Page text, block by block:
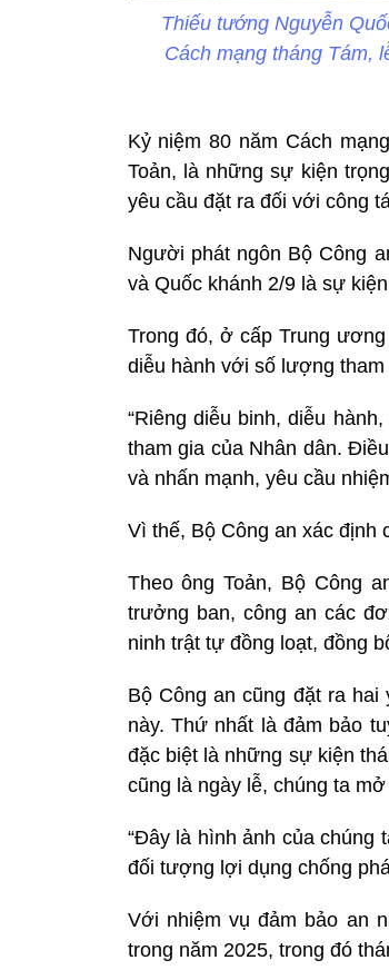
Thiếu tướng Nguyễn
Cách mạng tháng Tám,
Kỷ niệm 80 năm Cách
Toản, là những sự kiện
yêu cầu đặt ra đối với công
Người phát ngôn Bộ Công
và Quốc khánh 2/9 là sự
Trong đó, ở cấp Trung
diễu hành với số lượng
“Riêng diễu binh, diễu
tham gia của Nhân dân.
và nhấn mạnh, yêu cầu
Vì thế, Bộ Công an xác định
Theo ông Toản, Bộ Công
trưởng ban, công an các
ninh trật tự đồng loạt, đồng
Bộ Công an cũng đặt ra
này. Thứ nhất là đảm bảo
đặc biệt là những sự kiện
cũng là ngày lễ, chúng ta
“Đây là hình ảnh của chúng
đối tượng lợi dụng chống
Với nhiệm vụ đảm bảo an
trong năm 2025, trong đó